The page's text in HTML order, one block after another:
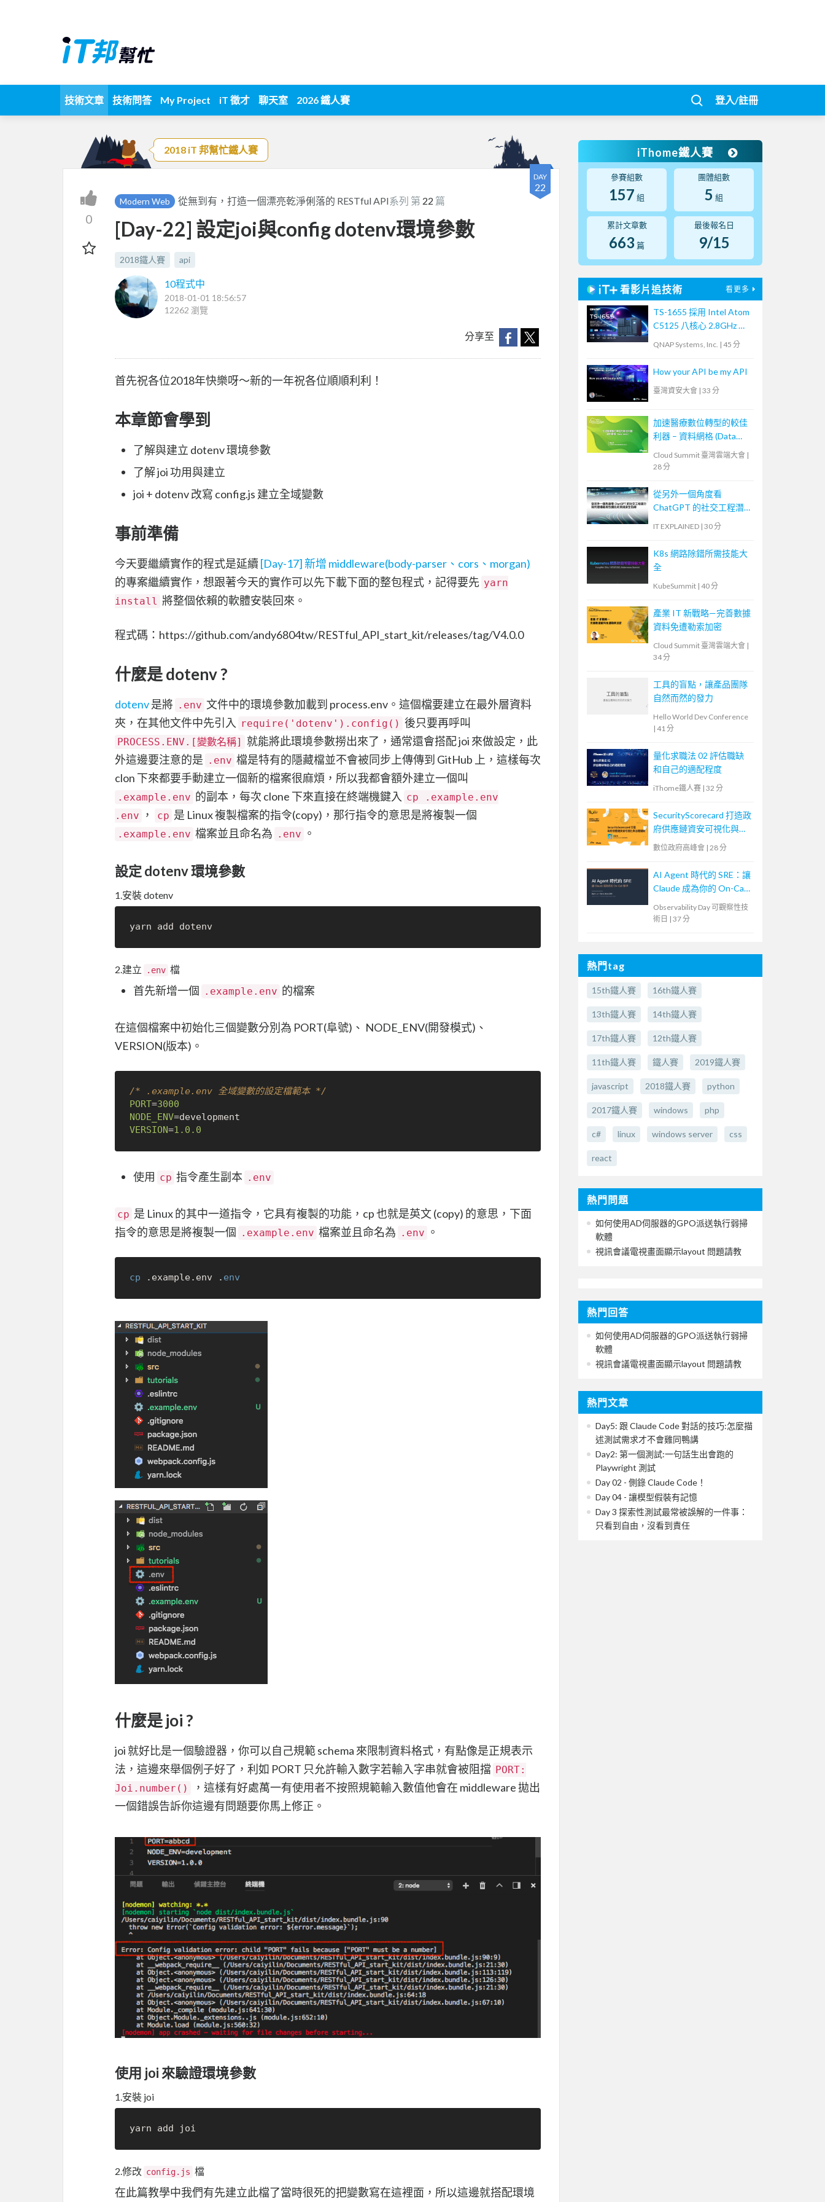
技術文章 技術問答 My Project iT 徵才 聊天室 2026 鐵人賽 登入/註冊
2018 iT 邦幫忙鐵人賽
DAY
22
0
Modern Web 從無到有，打造一個漂亮乾淨俐落的 RESTful API系列 第 22 篇
[Day-22] 設定joi與config dotenv環境參數
2018鐵人賽 api
10程式中
2018-01-01 18:56:57
12262 瀏覽
分享至
首先祝各位2018年快樂呀～新的一年祝各位順順利利！
本章節會學到
了解與建立 dotenv 環境參數
了解 joi 功用與建立
joi + dotenv 改寫 config.js 建立全域變數
事前準備
今天要繼續實作的程式是延續 [Day-17] 新增 middleware(body-parser、cors、morgan)
的專案繼續實作，想跟著今天的實作可以先下載下面的整包程式，記得要先 yarn
install 將整個依賴的軟體安裝回來。
程式碼：https://github.com/andy6804tw/RESTful_API_start_kit/releases/tag/V4.0.0
什麼是 dotenv ?
dotenv是將 .env 文件中的環境參數加載到 process.env。這個檔要建立在最外層資料
夾，在其他文件中先引入
require('dotenv').config() 後只要再呼叫
PROCESS.ENV.[變數名稱]
就能將此環境參數撈出來了，通常還會搭配 joi 來做設定，此
外這邊要注意的是 .env 檔是特有的隱藏檔並不會被同步上傳傳到 GitHub 上，這樣每次
clon 下來都要手動建立一個新的檔案很麻煩，所以我都會額外建立一個叫
.example.env 的副本，每次 clone 下來直接在終端機鍵入 cp .example.env
.env
， cp 是 Linux 複製檔案的指令(copy)，那行指令的意思是將複製一個
.example.env 檔案並且命名為 .env 。
設定 dotenv 環境參數
1.安裝 dotenv
2.建立 .env 檔
首先新增一個 .example.env 的檔案
在這個檔案中初始化三個變數分別為 PORT(阜號)、 NODE_ENV(開發模式)、
VERSION(版本)。
/* .example.env 全域變數的設定檔範本 */
PORT=3000
NODE_ENV
VERSION=1.0 .0
使用 cp 指令產生副本 .env
cp 是 Linux 的其中一道指令，它具有複製的功能，cp 也就是英文 (copy) 的意思，下面
指令的意思是將複製一個 .example.env 檔案並且命名為 .env 。
cp .example.env . env
什麼是 joi ?
joi 就好比是一個驗證器，你可以自己規範 schema 來限制資料格式，有點像是正規表示
法，這邊來舉個例子好了，利如 PORT 只允許輸入數字若輸入字串就會被阻擋 PORT:
Joi.number()
，這樣有好處萬一有使用者不按照規範輸入數值他會在 middleware 拋出
一個錯誤告訴你這邊有問題要你馬上修正。
使用 joi 來驗證環境參數
1.安裝 joi
2.修改 config.js 檔
在此篇教學中我們有先建立此檔了當時很死的把變數寫在這裡面，所以這邊就搭配環境
iThome鐵人賽
參賽組數
157 組
團體組數
5 組
累計文章數
663 篇
最後報名日
9/15
看影片追技術 看更多
TS-1655 採用 Intel Atom
C5125 八核心 2.8GHz 處
理器，最高支援 256GB
及監控應用，支援 QTS /
QuTS hero
QNAP Systems, Inc. | 45 分
How your API be my API
臺灣資安大會 | 33 分
加速醫療數位轉型的較佳
利器 – 資料網格 (Data
Cloud Summit 臺灣雲端大會 |
28 分
從另外一個角度看
ChatGPT 的社交工程潛
力—如何建構最高性價比
IT EXPLAINED | 30 分
K8s 網路除錯所需技能大
全
KubeSummit | 40 分
產業 IT 新戰略—完善數據
資料免遭勒索加密
Cloud Summit 臺灣雲端大會 |
34 分
工具的盲點，讓產品團隊
自然而然的發力
Hello World Dev Conference
| 41 分
量化求職法 02 評估職缺
和自己的適配程度
iThome鐵人賽 | 32 分
SecurityScorecard 打造政
府供應鏈資安可視化與治
理機制
數位政府高峰會 | 28 分
AI Agent 時代的 SRE：讓
Claude 成為你的 On-Call
Observability Day 可觀察性技
術日 | 37 分
熱門tag
15th鐵人賽 16th鐵人賽
13th鐵人賽 14th鐵人賽
17th鐵人賽 12th鐵人賽
11th鐵人賽 鐵人賽 2019鐵人賽
javascript 2018鐵人賽 python
2017鐵人賽 windows php
c# linux windows server css
react
熱門問題
如何使用AD伺服器的GPO派送執行弱掃
軟體
視訊會議電視畫面顯示layout 問題請教
熱門回答
如何使用AD伺服器的GPO派送執行弱掃
軟體
視訊會議電視畫面顯示layout 問題請教
熱門文章
Day5: 跟 Claude Code 對話的技巧:怎麼描
述測試需求才不會雞同鴨講
Day2: 第一個測試:一句話生出會跑的
Playwright 測試
Day 02 - 側錄 Claude Code！
Day 04 - 讓模型假裝有記憶
Day 3 探索性測試最常被誤解的一件事：
只看到自由，沒看到責任